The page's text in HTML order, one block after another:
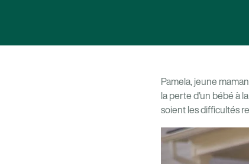
Pamela, jeune
la perte d'un bébé à
soient les difficultés